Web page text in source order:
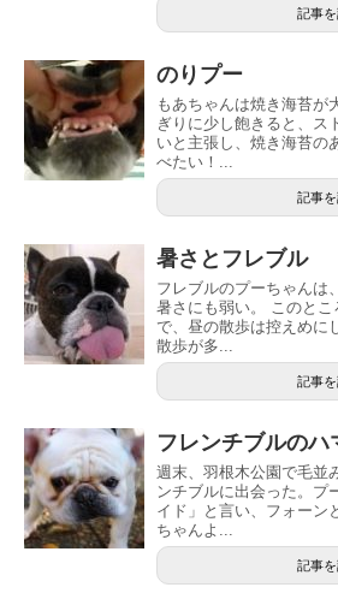
記事
のりプー
もあちゃんは焼き海苔が
ぎりに少し飽きると、ス
いと主張し、焼き海苔の
べたい！...
記事
暑さとフレブル
フレブルのプーちゃんは
暑さにも弱い。 このと
で、昼の散歩は控えめに
散歩が多...
記事
フレンチブルのハ
週末、羽根木公園で毛並
ンチブルに出会った。プ
イド」と言い、フォーン
ちゃんよ...
記事